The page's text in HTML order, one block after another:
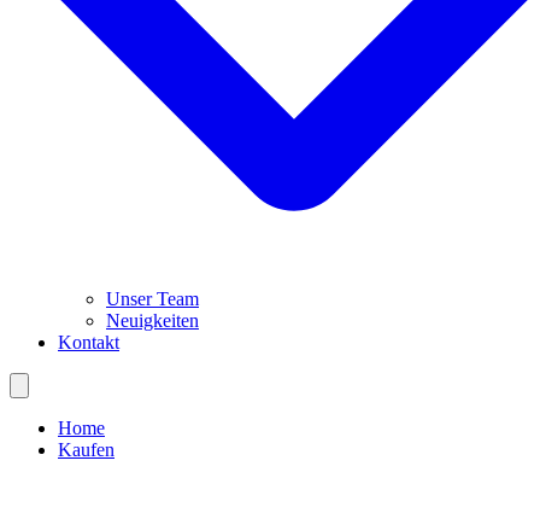
Unser Team
Neuigkeiten
Kontakt
Home
Kaufen